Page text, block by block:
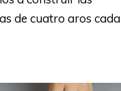
de cuatro aros cada